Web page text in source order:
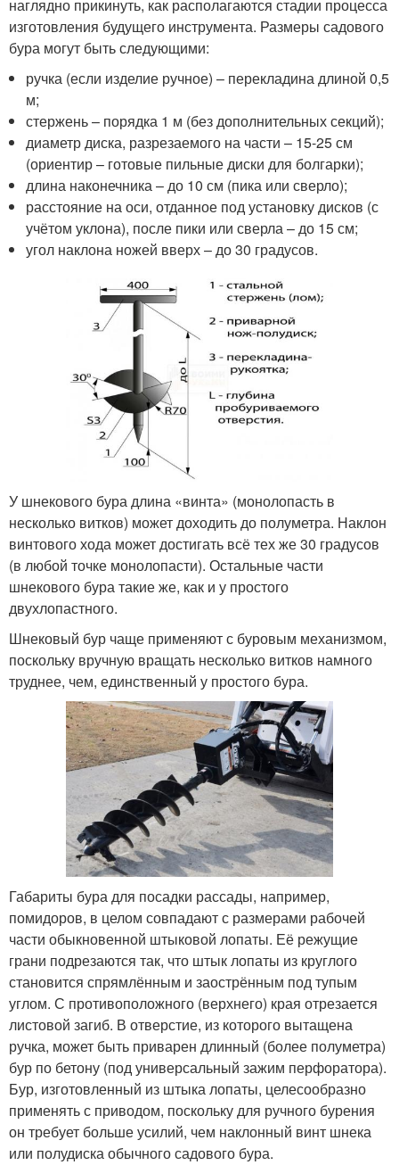
наглядно прикинуть, как располагаются стадии процесса
изготовления будущего инструмента. Размеры садового
бура могут быть следующими:
ручка (если изделие ручное) – перекладина длиной 0,5
м;
стержень – порядка 1 м (без дополнительных секций);
диаметр диска, разрезаемого на части – 15-25 см
(ориентир – готовые пильные диски для болгарки);
длина наконечника – до 10 см (пика или сверло);
расстояние на оси, отданное под установку дисков (с
учётом уклона), после пики или сверла – до 15 см;
угол наклона ножей вверх – до 30 градусов.
У шнекового бура длина «винта» (монолопасть в
несколько витков) может доходить до полуметра. Наклон
винтового хода может достигать всё тех же 30 градусов
(в любой точке монолопасти). Остальные части
шнекового бура такие же, как и у простого
двухлопастного.
Шнековый бур чаще применяют с буровым механизмом,
поскольку вручную вращать несколько витков намного
труднее, чем, единственный у простого бура.
Габариты бура для посадки рассады, например,
помидоров, в целом совпадают с размерами рабочей
части обыкновенной штыковой лопаты. Её режущие
грани подрезаются так, что штык лопаты из круглого
становится спрямлённым и заострённым под тупым
углом. С противоположного (верхнего) края отрезается
листовой загиб. В отверстие, из которого вытащена
ручка, может быть приварен длинный (более полуметра)
бур по бетону (под универсальный зажим перфоратора).
Бур, изготовленный из штыка лопаты, целесообразно
применять с приводом, поскольку для ручного бурения
он требует больше усилий, чем наклонный винт шнека
или полудиска обычного садового бура.